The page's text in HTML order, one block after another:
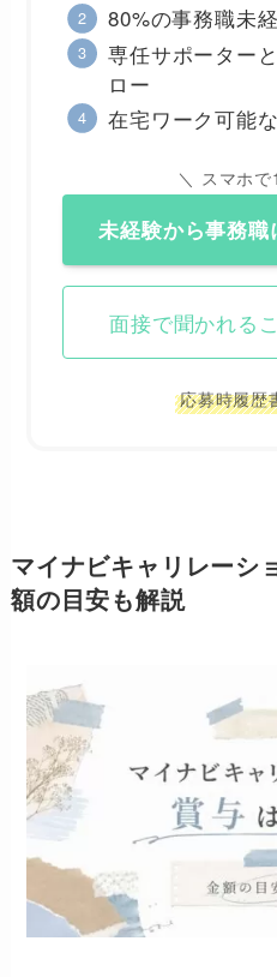
80%の事務職未
専任サポーター
ロー
在宅ワーク可能
＼ スマホ
未経験から事務職
面接で聞かれる
応募時履歴
マイナビキャリレーシ
額の目安も解説